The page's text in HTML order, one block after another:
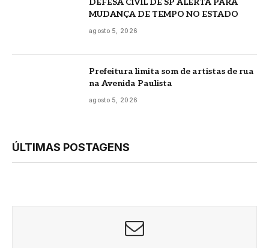
DEFESA CIVIL DE SP ALERTA PARA
MUDANÇA DE TEMPO NO ESTADO
agosto 5, 2026
Prefeitura limita som de artistas de rua
na Avenida Paulista
agosto 5, 2026
ÚLTIMAS POSTAGENS